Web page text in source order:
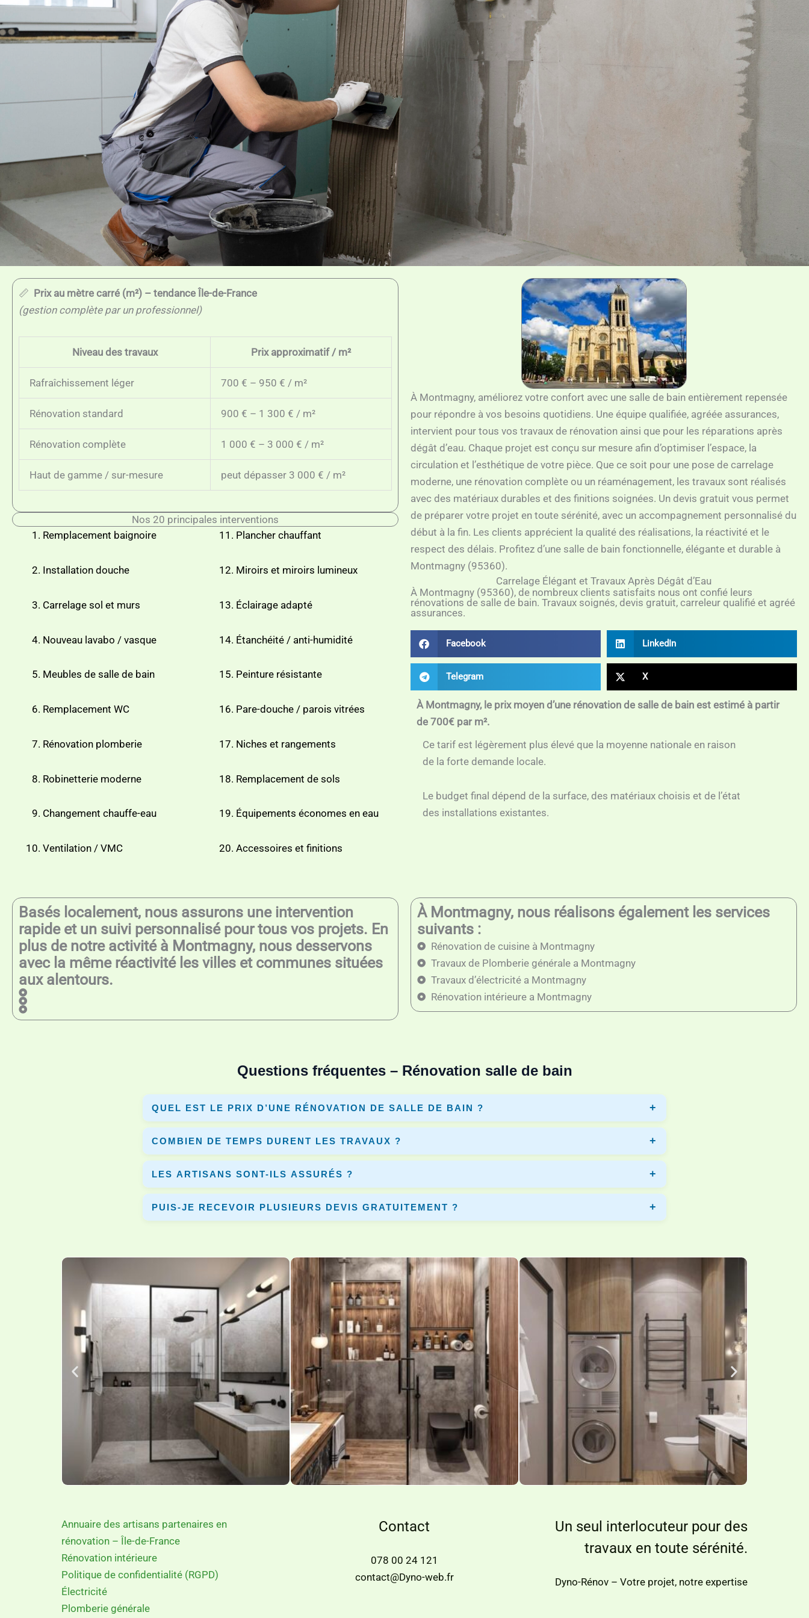
📏 Prix au mètre carré (m²) – tendance Île-de-France
(gestion complète par un professionnel)
Niveau des travaux Prix approximatif / m²
Rafraîchissement léger 700 € – 950 € / m²
Rénovation standard 900 € – 1 300 € / m²
Rénovation complète 1 000 € – 3 000 € / m²
Haut de gamme / sur-mesure peut dépasser 3 000 € / m²
Nos 20 principales interventions
Remplacement baignoire
Installation douche
Carrelage sol et murs
Nouveau lavabo / vasque
Meubles de salle de bain
Remplacement WC
Rénovation plomberie
Robinetterie moderne
Changement chauffe-eau
Ventilation / VMC
Plancher chauffant
Miroirs et miroirs lumineux
Éclairage adapté
Étanchéité / anti-humidité
Peinture résistante
Pare-douche / parois vitrées
Niches et rangements
Remplacement de sols
Équipements économes en eau
Accessoires et finitions
À Montmagny, améliorez votre confort avec une salle de bain entièrement repensée
pour répondre à vos besoins quotidiens. Une équipe qualifiée, agréée assurances,
intervient pour tous vos travaux de rénovation ainsi que pour les réparations après
dégât d’eau. Chaque projet est conçu sur mesure afin d’optimiser l’espace, la
circulation et l’esthétique de votre pièce. Que ce soit pour une pose de carrelage
moderne, une rénovation complète ou un réaménagement, les travaux sont réalisés
avec des matériaux durables et des finitions soignées. Un devis gratuit vous permet
de préparer votre projet en toute sérénité, avec un accompagnement personnalisé du
début à la fin. Les clients apprécient la qualité des réalisations, la réactivité et le
respect des délais. Profitez d’une salle de bain fonctionnelle, élégante et durable à
Montmagny (95360).
Carrelage Élégant et Travaux Après Dégât d’Eau
À Montmagny (95360), de nombreux clients satisfaits nous ont confié leurs
rénovations de salle de bain. Travaux soignés, devis gratuit, carreleur qualifié et agréé
assurances.
Facebook LinkedIn
Telegram X
À Montmagny, le prix moyen d’une rénovation de salle de bain est estimé à partir
de 700€ par m².
Ce tarif est légèrement plus élevé que la moyenne nationale en raison
de la forte demande locale.
Le budget final dépend de la surface, des matériaux choisis et de l’état
des installations existantes.
Basés localement, nous assurons une intervention
rapide et un suivi personnalisé pour tous vos projets. En
plus de notre activité à Montmagny, nous desservons
avec la même réactivité les villes et communes situées
aux alentours.
À Montmagny, nous réalisons également les services
suivants :
Rénovation de cuisine à Montmagny
Travaux de Plomberie générale a Montmagny
Travaux d’électricité a Montmagny
Rénovation intérieure a Montmagny
Questions fréquentes – Rénovation salle de bain
QUEL EST LE PRIX D’UNE RÉNOVATION DE SALLE DE BAIN ?
Le prix varie selon la surface, les matériaux et les travaux. En moyenne entre 3 000€ et 10 000€. Dyno-Renov vous permet de
comparer plusieurs devis.
COMBIEN DE TEMPS DURENT LES TRAVAUX ?
Une rénovation complète dure entre 5 et 10 jours selon le chantier et les équipements installés.
LES ARTISANS SONT-ILS ASSURÉS ?
Oui, tous les artisans partenaires disposent d’une assurance décennale pour garantir vos travaux.
PUIS-JE RECEVOIR PLUSIEURS DEVIS GRATUITEMENT ?
Annuaire des artisans partenaires en
rénovation – Île-de-France
Rénovation intérieure
Politique de confidentialité (RGPD)
Électricité
Plomberie générale
Contact
078 00 24 121
contact@Dyno-web.fr
Un seul interlocuteur pour des
travaux en toute sérénité.
Dyno-Rénov – Votre projet, notre expertise